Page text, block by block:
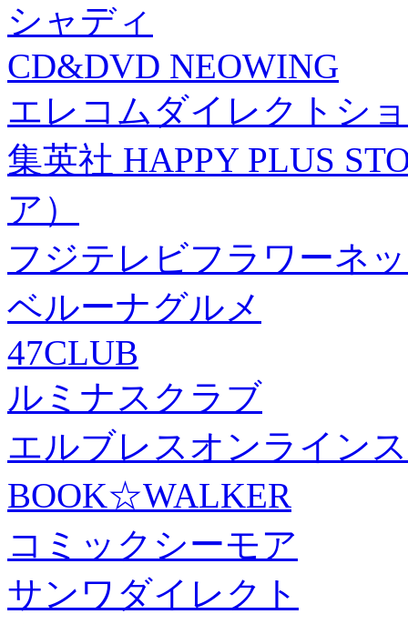
シャディ
CD&DVD NEOWING
エレコムダイレクトシ
集英社 HAPPY PLUS
ア）
フジテレビフラワーネ
ベルーナグルメ
47CLUB
ルミナスクラブ
エルブレスオンライン
BOOK☆WALKER
コミックシーモア
サンワダイレクト